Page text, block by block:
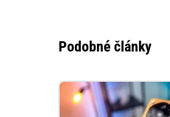
Podobné články